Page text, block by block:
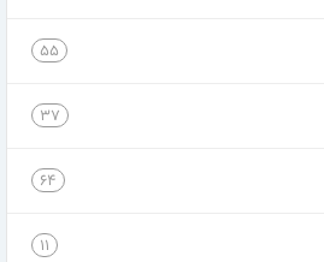
۵۵
۳۷
۶۴
۱۱